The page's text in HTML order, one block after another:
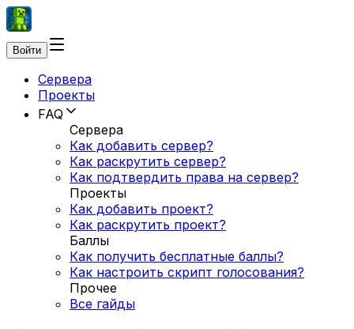
Войти
Сервера
Проекты
FAQ
Сервера
Как добавить сервер?
Как раскрутить сервер?
Как подтвердить права на сервер?
Проекты
Как добавить проект?
Как раскрутить проект?
Баллы
Как получить бесплатные баллы?
Как настроить скрипт голосования?
Прочее
Все гайды